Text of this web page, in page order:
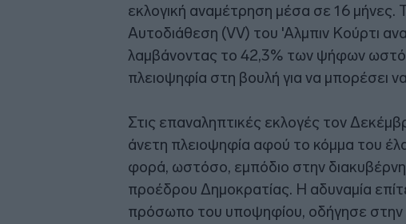
εκλογική αναμέτρηση μέσα σε 16
Αυτοδιάθεση (VV) του 'Αλμπιν Κούρτι
λαμβάνοντας το 42,3% των ψήφων
πλειοψηφία στη βουλή για να μπορέσει
Στις επαναληπτικές εκλογές τον
άνετη πλειοψηφία αφού το κόμμα του
φορά, ωστόσο, εμπόδιο στην
προέδρου Δημοκρατίας. Η αδυναμία
πρόσωπο του υποψηφίου, οδήγησε